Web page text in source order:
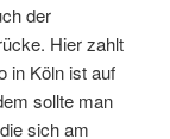
der
Hier zahlt
in Köln ist auf
sollte man
sich am